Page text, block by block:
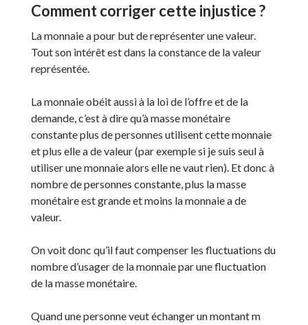
Comment corriger cette injustice ?
La monnaie a pour but de représenter une valeur.
Tout son intérêt est dans la constance de la valeur
représentée.
La monnaie obéit aussi à la loi de l’offre et de la
demande, c’est à dire qu’à masse monétaire
constante plus de personnes utilisent cette monnaie
et plus elle a de valeur (par exemple si je suis seul à
utiliser une monnaie alors elle ne vaut rien). Et donc à
nombre de personnes constante, plus la masse
monétaire est grande et moins la monnaie a de
valeur.
On voit donc qu’il faut compenser les fluctuations du
nombre d’usager de la monnaie par une fluctuation
de la masse monétaire.
Quand une personne veut échanger un montant m